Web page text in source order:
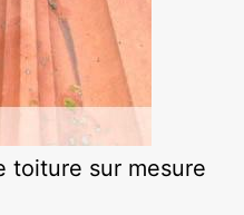
toiture sur mesure